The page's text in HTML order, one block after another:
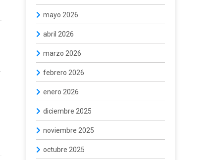
mayo 2026
abril 2026
marzo 2026
febrero 2026
enero 2026
diciembre 2025
noviembre 2025
octubre 2025